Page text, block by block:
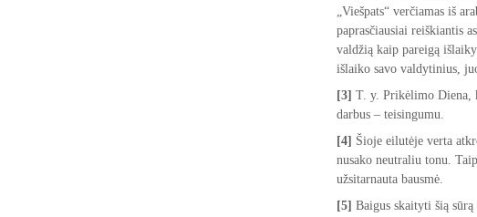
„Viešpats“ verčiamas iš
paprasčiausiai reiškiantis
valdžią kaip pareigą
išlaiko savo valdytinius,
[3] T. y. Prikėlimo Diena,
darbus – teisingumu.
[4] Šioje eilutėje verta
nusako neutraliu tonu.
užsitarnauta bausmė.
[5] Baigus skaityti šią